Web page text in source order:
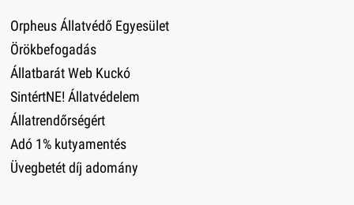
Orpheus Állatvédő Egyesület
Örökbefogadás
Állatbarát Web Kuckó
SintértNE! Állatvédelem
Állatrendőrségért
Adó 1% kutyamentés
Üvegbetét díj adomány